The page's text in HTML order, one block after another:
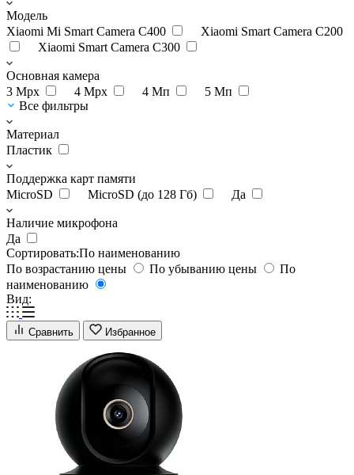
Модель
Xiaomi Mi Smart Camera C400
Xiaomi Smart Camera C200
Xiaomi Smart Camera C300
Основная камера
3 Мрх
4 Mpx 4 Мп
5 Мп
Все фильтры
Материал
Пластик
Поддержка карт памяти
MicroSD
MicroSD (до 128 Гб) Да
Наличие микрофона
Да
Сортировать:По наименованию
По возрастанию цены
По убыванию цены
По
наименованию
Вид:
Сравнить Избранное